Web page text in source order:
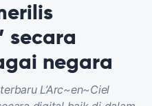
secara
negara
L’Arc~en~Ciel